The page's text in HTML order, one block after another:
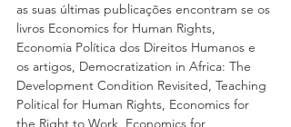
as suas últimas publicações encontram se os
livros Economics for Human Rights,
Economia Política dos Direitos Humanos e
os artigos, Democratization in Africa: The
Development Condition Revisited, Teaching
Political for Human Rights, Economics for